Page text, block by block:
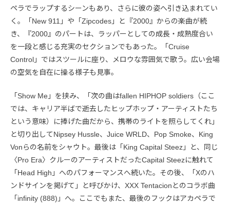
ペラでラップするシーンもあり、さらに彼の姿へ引き込まれてい
く。「New 911」や「Zipcodes」と『2000』からの楽曲が続
き、『2000』のパートは、ラッパーとしての成長・成熟度合い
を一段と感じる充実のセクションでもあった。「Cruise
Control」ではスツールに座り、メロウな雰囲気で歌う。広い会場
の空気を自在に操る様子も見事。
「Show Me」を挟み、「次の曲はfallen HIPHOP soldiers（ここ
では、キャリア半ばで逝去したヒップホップ・アーティストたち
という意味）に捧げた曲だから、携帯のライトを照らしてくれ」
と切り出してNipsey Hussle、Juice WRLD、Pop Smoke、King
Vonらの名前をシャウト。最後は「King Capital Steez」と、同じ
〈Pro Era〉クルーのアーティストだったCapital Steezに触れて
「Head High」へのパフォーマンスへ続いた。その後、「Xのハ
ンドサインを掲げて」と呼びかけ、XXX Tentacionとのコラボ曲
「infinity (888)」へ。ここでもまた、最後のフックはアカペラで